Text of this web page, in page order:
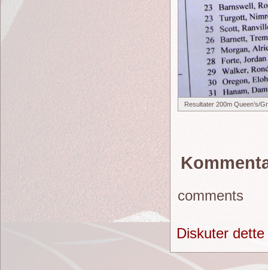
Resultater 200m Queen’s/
comments
Diskuter